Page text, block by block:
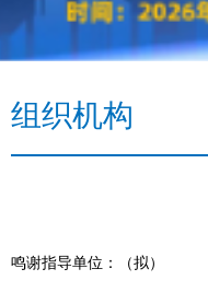
组织机构
鸣谢指导单位：（拟）